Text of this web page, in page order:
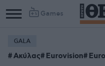
Games
GALA
Ακύλας Eurovision